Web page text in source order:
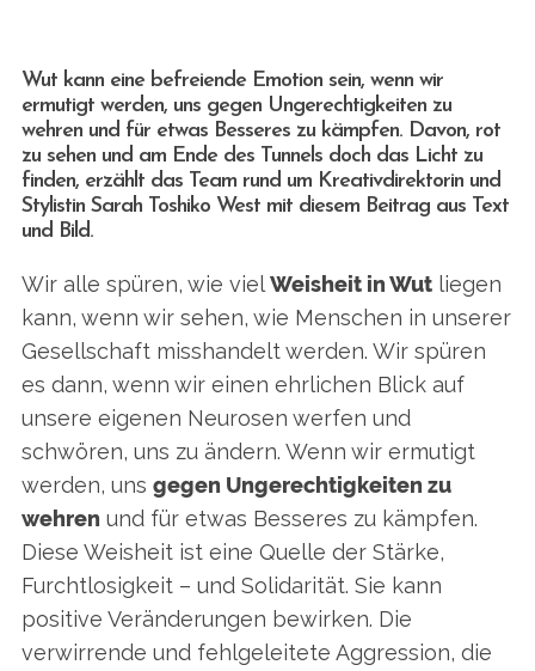
Wut kann eine befreiende Emotion sein, wenn wir
ermutigt werden, uns gegen Ungerechtigkeiten zu
wehren und für etwas Besseres zu kämpfen. Davon, rot
zu sehen und am Ende des Tunnels doch das Licht zu
finden, erzählt das Team rund um Kreativdirektorin und
Stylistin Sarah Toshiko West mit diesem Beitrag aus Text
und Bild.
Wir alle spüren, wie vielWeisheit in Wutliegen
kann, wenn wir sehen, wie Menschen in unserer
Gesellschaft misshandelt werden. Wir spüren
es dann, wenn wir einen ehrlichen Blick auf
unsere eigenen Neurosen werfen und
schwören, uns zu ändern. Wenn wir ermutigt
werden, uns gegen Ungerechtigkeiten zu
wehren und für etwas Besseres zu kämpfen.
Diese Weisheit ist eine Quelle der Stärke,
Furchtlosigkeit – und Solidarität. Sie kann
positive Veränderungen bewirken. Die
verwirrende und fehlgeleitete Aggression, die